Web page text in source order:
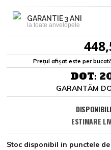
GARANTIE 3 ANI
la toate anvelopele
Prețul afișat este per
DOT:
GARANTĂM
ESTIMARE
Stoc disponibil in punctele